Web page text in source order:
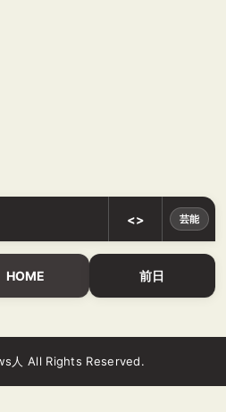
<> 芸能
HOME 前日
人 All Rights Reserved.